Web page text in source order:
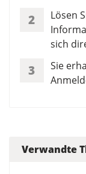
2
Lösen
sich
3
Sie
Verwandte